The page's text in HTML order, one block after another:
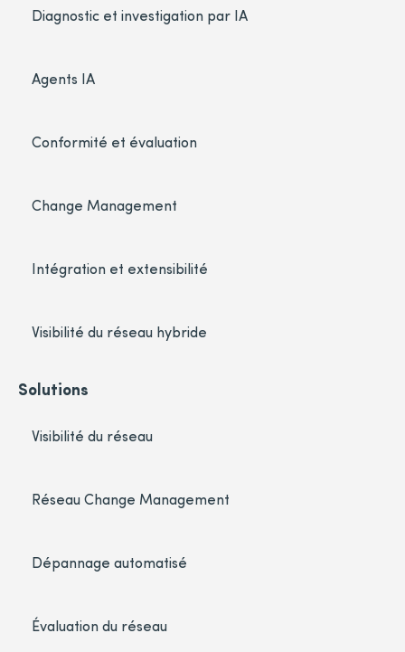
Diagnostic et investigation par IA
Agents IA
Conformité et évaluation
Change Management
Intégration et extensibilité
Visibilité du réseau hybride
Solutions
Visibilité du réseau
Réseau Change Management
Dépannage automatisé
Évaluation du réseau